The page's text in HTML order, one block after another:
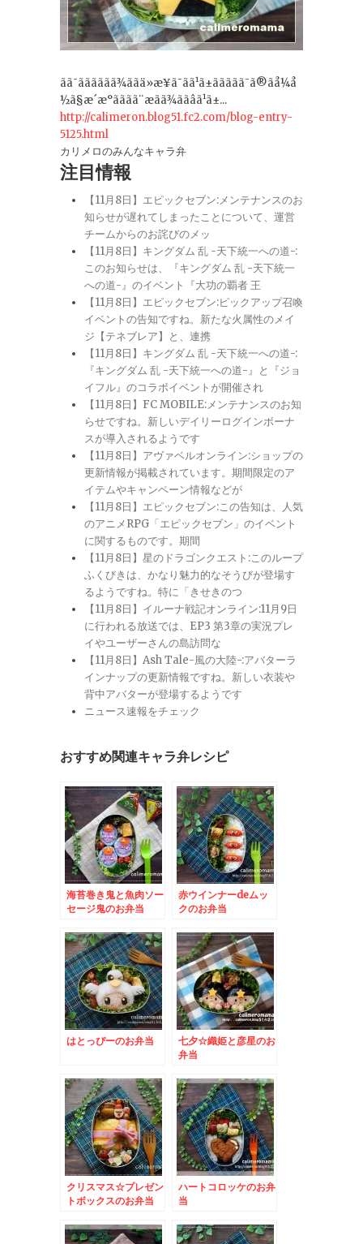
ãã¯ãããããã¾ããä»æ¥ã¯ãã¹ã±ããããã¯ã®ãå¼å
½ã§æ´æ°ãããã¨æãã¾ããâã¹ã±...
http://calimeron.blog51.fc2.com/blog-entry-
5125.html
カリメロのみんなキャラ弁
注目情報
【11月8日】エピックセブン:メンテナンスのお
知らせが遅れてしまったことについて、運営
チームからのお詫びのメッ
【11月8日】キングダム 乱 -天下統一への道-:
このお知らせは、『キングダム 乱 -天下統一
への道-』のイベント『大功の覇者 王
【11月8日】エピックセブン:ピックアップ召喚
イベントの告知ですね。新たな火属性のメイ
ジ【テネブレア】と、連携
【11月8日】キングダム 乱 -天下統一への道-:
『キングダム 乱 -天下統一への道-』と『ジョ
イフル』のコラボイベントが開催され
【11月8日】FC MOBILE:メンテナンスのお知
らせですね。新しいデイリーログインボーナ
スが導入されるようです
【11月8日】アヴァベルオンライン:ショップの
更新情報が掲載されています。期間限定のア
イテムやキャンペーン情報などが
【11月8日】エピックセブン:この告知は、人気
のアニメRPG「エピックセブン」のイベント
に関するものです。期間
【11月8日】星のドラゴンクエスト:このループ
ふくびきは、かなり魅力的なそうびが登場す
るようですね。特に「きせきのつ
【11月8日】イルーナ戦記オンライン:11月9日
に行われる放送では、EP3 第3章の実況プレ
イやユーザーさんの島訪問な
【11月8日】Ash Tale-風の大陸-:アバターラ
インナップの更新情報ですね。新しい衣装や
背中アバターが登場するようです
ニュース速報をチェック
おすすめ関連キャラ弁レシピ
海苔巻き鬼と魚肉ソー
セージ鬼のお弁当
赤ウインナーdeムッ
クのお弁当
はとっぴーのお弁当
七夕☆織姫と彦星のお
弁当
クリスマス☆プレゼン
トボックスのお弁当
ハートコロッケのお弁
当